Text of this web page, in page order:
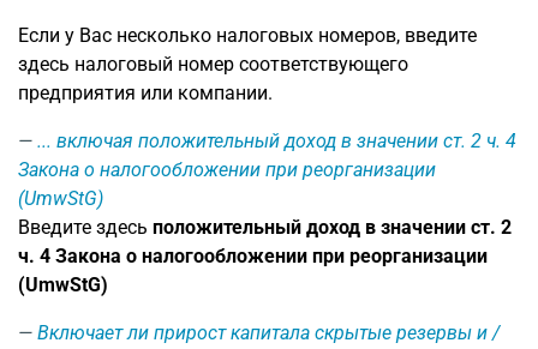
Если у Вас несколько налоговых номеров, введите
здесь налоговый номер соответствующего
предприятия или компании.
... включая положительный доход в значении ст. 2 ч. 4
Закона о налогообложении при реорганизации
(UmwStG)
Введите здесь положительный доход в значении ст. 2
ч. 4 Закона о налогообложении при реорганизации
(UmwStG)
Включает ли прирост капитала скрытые резервы и /